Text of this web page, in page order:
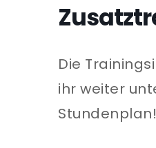
Die
ihr weiter
Stundenplan!